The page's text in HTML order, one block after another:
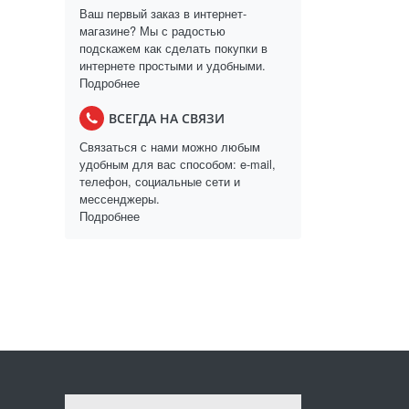
Ваш первый заказ в интернет-
магазине? Мы с радостью
подскажем как сделать покупки в
интернете простыми и удобными.
Подробнее
ВСЕГДА НА СВЯЗИ
Связаться с нами можно любым
удобным для вас способом: e-mail,
телефон, социальные сети и
мессенджеры.
Подробнее